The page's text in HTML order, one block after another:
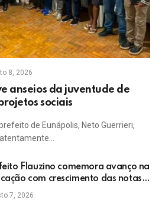
8, 2026
anseios da juventude de
sociais
de Eunápolis, Neto Guerrieri,
Flauzino comemora avanço na
com crescimento das notas
IDEB da rede pública de Itabela
7, 2026